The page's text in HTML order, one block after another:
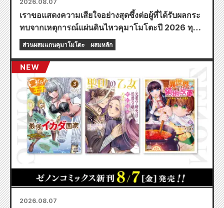
2026.08.07
เราขอแสดงความเสียใจอย่างสุดซึ้งต่อผู้ที่ได้รับผลกระ
ทบจากเหตุการณ์แผ่นดินไหวคุมาโมโตะปี 2026 ทุก
ท่าน
ส่วนผสมแกนคุมาโมโตะ ผสมหลัก
2026.08.07